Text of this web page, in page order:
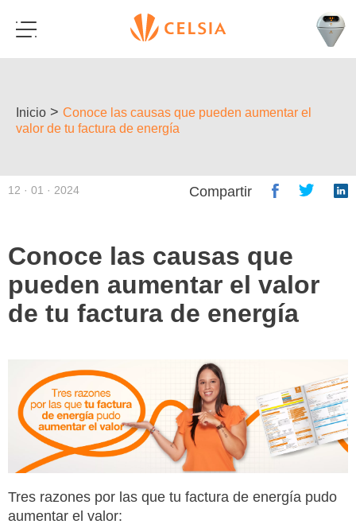
Inicio > Conoce las causas que pueden aumentar el
valor de tu factura de energía
12 · 01 · 2024 Compartir
Conoce las causas que
pueden aumentar el valor
de tu factura de energía
Tres razones por las que tu factura de energía pudo
aumentar el valor: